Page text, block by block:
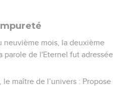
neuvième mois, la deuxième
parole de l'Eternel fut adressée
maître de l’univers : Propose